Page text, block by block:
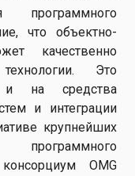
программного
что объектно-
качественно
Это
и на средства
и интеграции
крупнейших
программного
OMG